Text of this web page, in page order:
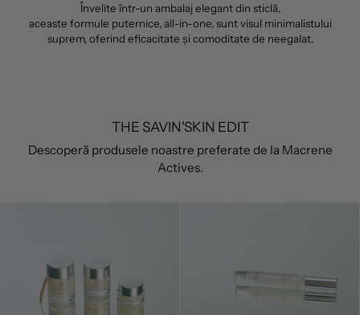
Învelite într-un ambalaj elegant din sticlă,
aceaste formule puternice, all-in-one, sunt visul minimalistului
suprem, oferind eficacitate și comoditate de neegalat.
THE SAVIN'SKIN EDIT
Descoperă produsele noastre preferate de la Macrene
Actives.